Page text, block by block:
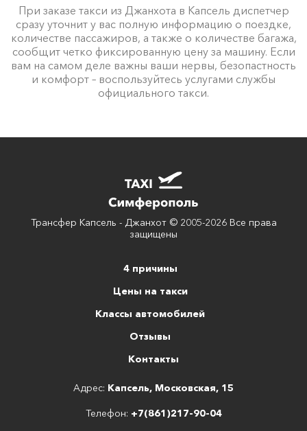
При заказе такси из Джанхота в Капсель диспетчер
сразу уточнит у вас полную информацию о поездке,
количестве пассажиров, а также о количестве багажа,
сообщит четко фиксированную цену за машину. Если
вам на самом деле важны ваши нервы, безопастность
и комфорт – воспользуйтесь услугами службы
официального такси.
Трансфер Капсель - Джанхот © 2005-2026 Все права
защищены
4 причины
Цены на такси
Классы автомобилей
Отзывы
Контакты
Адрес: Капсель, Московская, 15
Телефон: +7(861)217-90-04